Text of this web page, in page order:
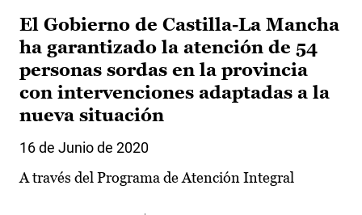
El Gobierno de Castilla-La Mancha
ha garantizado la atención de 54
personas sordas en la provincia
con intervenciones adaptadas a la
nueva situación
16 de Junio de 2020
A través del Programa de Atención Integral